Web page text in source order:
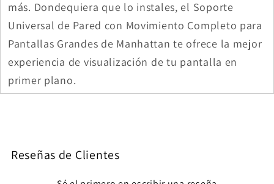
más. Dondequiera que lo instales, el Soporte
Universal de Pared con Movimiento Completo para
Pantallas Grandes de Manhattan te ofrece la mejor
experiencia de visualización de tu pantalla en
primer plano.
Reseñas de Clientes